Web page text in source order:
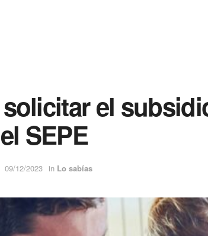
el
SEPE
09/12/2023 in Lo sabías